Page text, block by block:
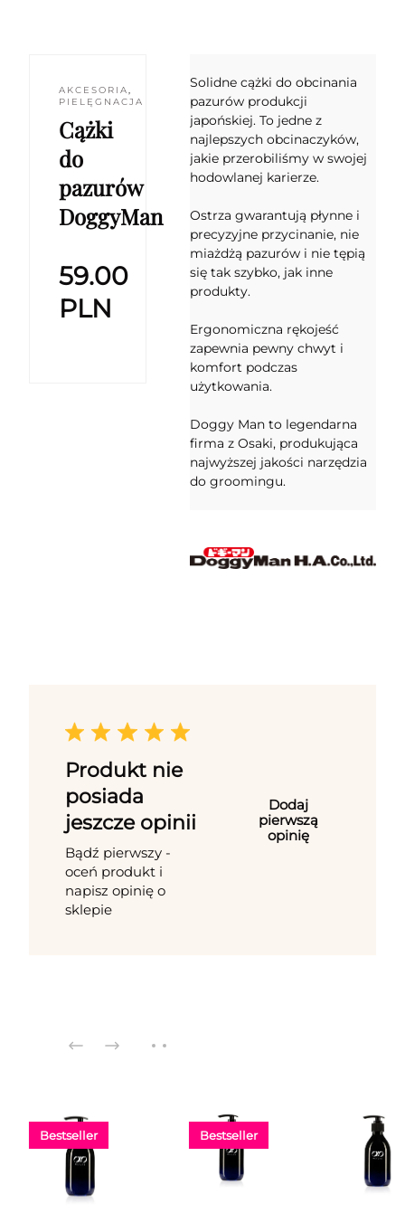
AKCESORIA,
PIELĘGNACJA
Cążki
do
pazurów
DoggyMan
59.00
PLN
Solidne cążki do obcinania
pazurów produkcji
japońskiej. To jedne z
najlepszych obcinaczyków,
jakie przerobiliśmy w swojej
hodowlanej karierze.
Ostrza gwarantują płynne i
precyzyjne przycinanie, nie
miażdżą pazurów i nie tępią
się tak szybko, jak inne
produkty.
Ergonomiczna rękojeść
zapewnia pewny chwyt i
komfort podczas
użytkowania.
Doggy Man to legendarna
firma z Osaki, produkująca
najwyższej jakości narzędzia
do groomingu.
Produkt nie
posiada
jeszcze opinii
Bądź pierwszy -
oceń produkt i
napisz opinię o
sklepie
Dodaj
pierwszą
opinię
Bestseller Bestseller